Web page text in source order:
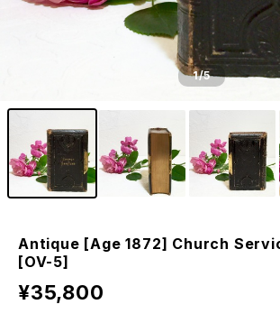
1/5
Antique [Age 1872] Church
[OV-5]
¥35,800